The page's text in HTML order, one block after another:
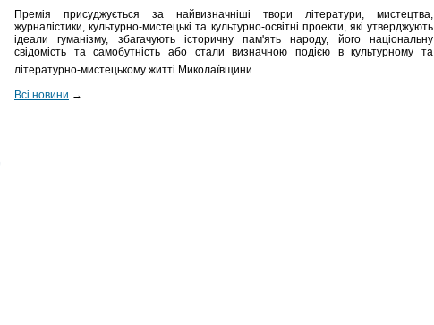
Премія присуджується за найвизначніші твори літератури, мистецтва,
журналістики, культурно-мистецькі та культурно-освітні проекти, які утверджують
ідеали гуманізму, збагачують історичну пам'ять народу, його національну
свідомість та самобутність або стали визначною подією в культурному та
літературно-мистецькому житті Миколаївщини.
Всі новини →